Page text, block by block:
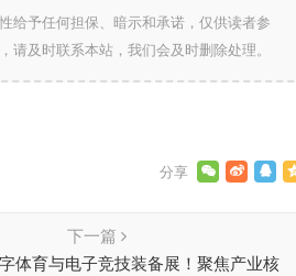
给予任何担保、暗示和承诺，仅供读者参
及时联系本站，我们会及时删除处理。
下一篇
体育与电子竞技装备展！聚焦产业核